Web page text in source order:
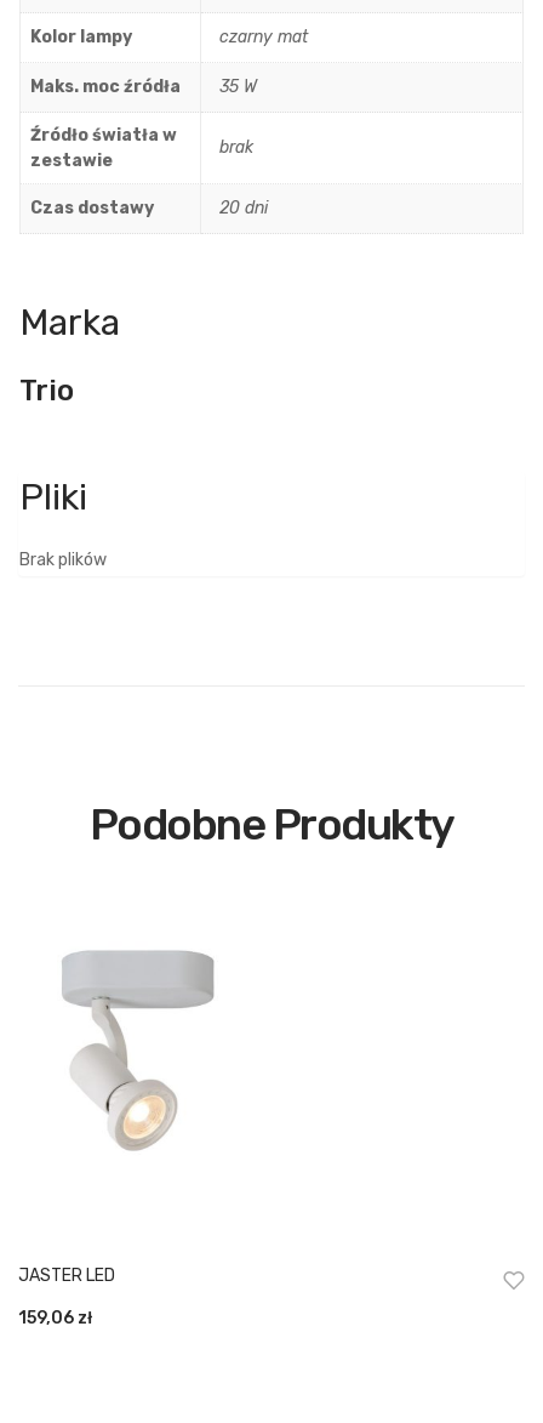
Kolor lampy czarny mat
Maks. moc źródła 35 W
Źródło światła w
zestawie
brak
Czas dostawy 20 dni
Marka
Trio
Brak plików
Podobne Produkty
JASTER LED
159,06 zł